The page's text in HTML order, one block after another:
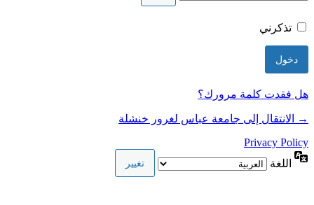
تذكرني
هل فقدت كلمة مرورك؟
→ الانتقال إلى جامعة عباس لغرور خنشلة
Privacy Policy
اللغة